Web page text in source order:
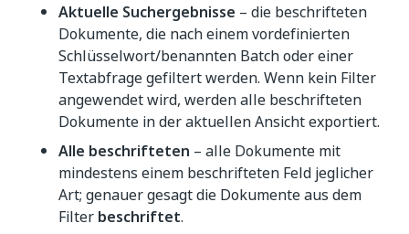
Aktuelle Suchergebnisse – die beschrifteten
Dokumente, die nach einem vordefinierten
Schlüsselwort/benannten Batch oder einer
Textabfrage gefiltert werden. Wenn kein Filter
angewendet wird, werden alle beschrifteten
Dokumente in der aktuellen Ansicht exportiert.
Alle beschrifteten – alle Dokumente mit
mindestens einem beschrifteten Feld jeglicher
Art; genauer gesagt die Dokumente aus dem
Filter beschriftet.